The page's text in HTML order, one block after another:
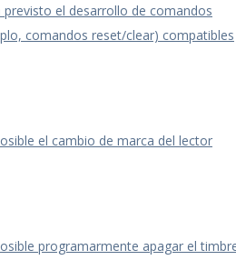
previsto el desarrollo de comandos
comandos reset/clear) compatibles
el cambio de marca del lector
programarmente apagar el